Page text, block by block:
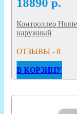
Контроллер
наружный
ОТЗЫВЫ - 0
В КОРЗИНУ